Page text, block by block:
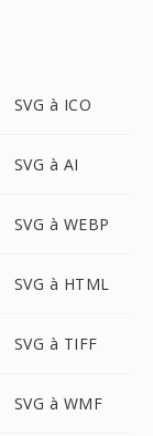
SVG à ICO
SVG à AI
SVG à WEBP
SVG à HTML
SVG à TIFF
SVG à WMF